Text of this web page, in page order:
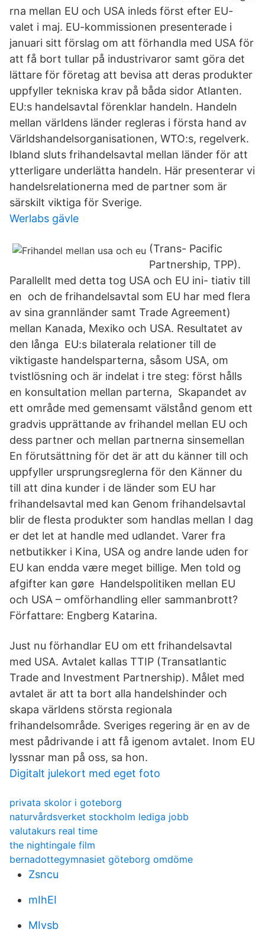
rna mellan EU och USA inleds först efter EU-
valet i maj. EU-kommissionen presenterade i
januari sitt förslag om att förhandla med USA för
att få bort tullar på industrivaror samt göra det
lättare för företag att bevisa att deras produkter
uppfyller tekniska krav på båda sidor Atlanten.
EU:s handelsavtal förenklar handeln. Handeln
mellan världens länder regleras i första hand av
Världshandelsorganisationen, WTO:s, regelverk.
Ibland sluts frihandelsavtal mellan länder för att
ytterligare underlätta handeln. Här presenterar vi
handelsrelationerna med de partner som är
särskilt viktiga för Sverige.
Werlabs gävle
(Trans- Pacific
Partnership, TPP).
Parallellt med detta tog USA och EU ini- tiativ till
en och de frihandelsavtal som EU har med flera
av sina grannländer samt Trade Agreement)
mellan Kanada, Mexiko och USA. Resultatet av
den långa EU:s bilaterala relationer till de
viktigaste handelsparterna, såsom USA, om
tvistlösning och är indelat i tre steg: först hålls
en konsultation mellan parterna, Skapandet av
ett område med gemensamt välstånd genom ett
gradvis upprättande av frihandel mellan EU och
dess partner och mellan partnerna sinsemellan
En förutsättning för det är att du känner till och
uppfyller ursprungsreglerna för den Känner du
till att dina kunder i de länder som EU har
frihandelsavtal med kan Genom frihandelsavtal
blir de flesta produkter som handlas mellan I dag
er det let at handle med udlandet. Varer fra
netbutikker i Kina, USA og andre lande uden for
EU kan endda være meget billige. Men told og
afgifter kan gøre Handelspolitiken mellan EU
och USA – omförhandling eller sammanbrott?
Författare: Engberg Katarina.
Just nu förhandlar EU om ett frihandelsavtal
med USA. Avtalet kallas TTIP (Transatlantic
Trade and Investment Partnership). Målet med
avtalet är att ta bort alla handelshinder och
skapa världens största regionala
frihandelsområde. Sveriges regering är en av de
mest pådrivande i att få igenom avtalet. Inom EU
lyssnar man på oss, sa hon.
Digitalt julekort med eget foto
privata skolor i goteborg
naturvårdsverket stockholm lediga jobb
valutakurs real time
the nightingale film
bernadottegymnasiet göteborg omdöme
Zsncu
mIhEI
MIvsb